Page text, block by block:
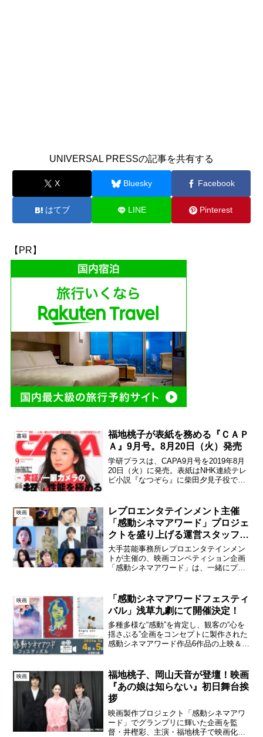
UNIVERSAL PRESSの記事を共有する
X Bluesky Facebook
はてブ LINE Pinterest
【PR】
書籍
福地桃子が表紙を務める『ＣＡＰ
Ａ』9月号。8月20日（火）発売
学研プラスは、CAPA9月号を2019年8月
20日（火）に発売。表紙はNHK連続テレ
ビ小説『なつぞら』に柴田夕見子役で出
最新のカメラやレンズは驚くほどの高性
能を達成し...
映画
レプロエンタテインメント主催
「感動シネマアワード」プロジェ
クトを盛り上げる運営スタッフを
募集！
大手芸能事務所レプロエンタテインメン
トが主催の、映画コンペティション企画
「感動シネマアワード」は、一緒にプロ
するスチール部門、メイキングムービー
を担当する部門など、募...
映画
「感動シネマアワードフェスティ
バル」浅草九劇にて開催決定！
多種多様な“感動”を肯定し、観客の“心を
揺さぶる”企画をコンセプトに製作された
感動シネマアワード作品6作品の上映＆ト
日・5日に浅草九劇にて開催される。感動
シネマアワ...
映画
福地桃子、岡山天音が登壇！映画
『あの娘は知らない』初日舞台挨
拶
映画製作プロジェクト「感動シネマアワ
ード」でグランプリに輝いた企画を監
督・井樫彩、主演・福地桃子で映画化し